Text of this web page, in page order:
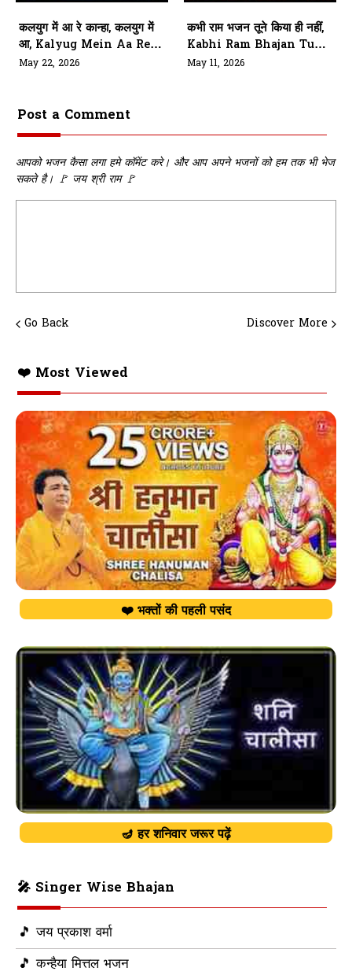
कलयुग में आ रे कान्हा, कलयुग में
आ, Kalyug Mein Aa Re
Kanha
May 22, 2026
कभी राम भजन तूने किया ही नहीं,
Kabhi Ram Bhajan Tune
Kiya Hi Nahi
May 11, 2026
Post a Comment
आपको भजन कैसा लगा हमे कॉमेंट करे। और आप अपने भजनों को हम तक भी भेज
सकते है। 🚩 जय श्री राम 🚩
Go Back Discover More
❤️ Most Viewed
❤️ भक्तों की पहली पसंद
🪔 हर शनिवार जरूर पढ़ें
🎤 Singer Wise Bhajan
🎵 जय प्रकाश वर्मा
🎵 कन्हैया मित्तल भजन